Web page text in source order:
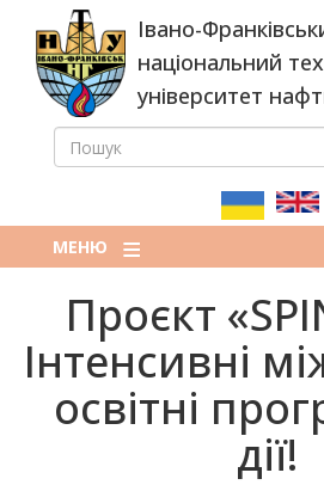
основного
вмісту
Івано-
національний
університет
ПОШУКОВА
ПОШУК
МЕНЮ
Проєкт
Інтенсивні
освітні
дії!